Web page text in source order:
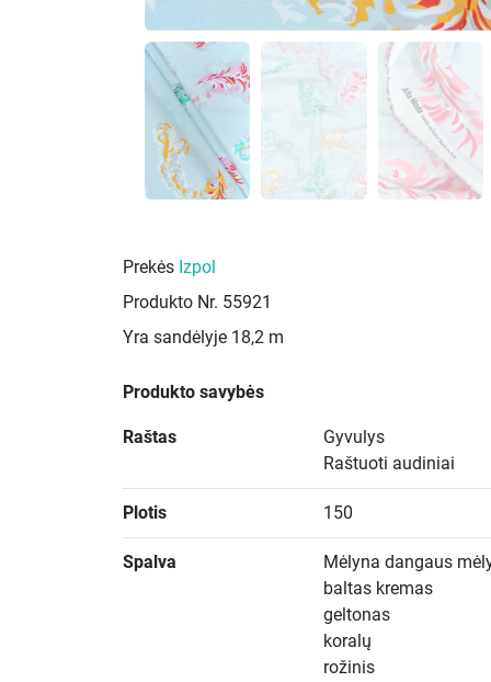
Prekės Izpol
Produkto Nr. 55921
Yra sandėlyje 18,2 m
Produkto savybės
Raštas
Gyvulys
Raštuoti audiniai
Plotis 150
Spalva
Mėlyna dangaus
baltas kremas
geltonas
koralų
rožinis